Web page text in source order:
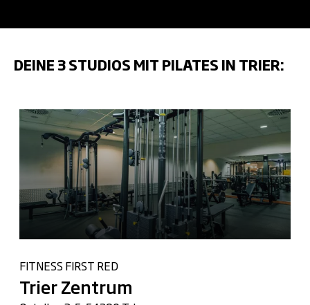
DEINE 3 STUDIOS MIT PILATES IN TRIER:
FITNESS FIRST RED
Trier Zentrum